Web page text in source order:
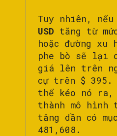
Tuy nhiên, nếu
USD tăng từ
hoặc đường xu
phe bò sẽ lại
giá lên trên
cự trên $ 395.
thể kéo nó ra,
thành mô hình
tăng dần có
481,608.